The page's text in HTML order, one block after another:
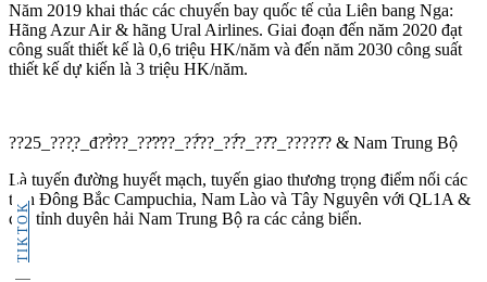
TIKTOK
Năm 2019 khai thác các chuyến bay quốc tế của Liên bang Nga:
Hãng Azur Air & hãng Ural Airlines. Giai đoạn đến năm 2020 đạt
công suất thiết kế là 0,6 triệu HK/năm và đến năm 2030 công suất
thiết kế dự kiến là 3 triệu HK/năm.
??25_???̣?_đ?̛?̛̀??_??̛?̛??_??̂́??_??̂́?_??̂?_?????̂? & Nam Trung Bộ
Là tuyến đường huyết mạch, tuyến giao thương trọng điểm nối các
tỉnh Đông Bắc Campuchia, Nam Lào và Tây Nguyên với QL1A &
các tỉnh duyên hải Nam Trung Bộ ra các cảng biển.